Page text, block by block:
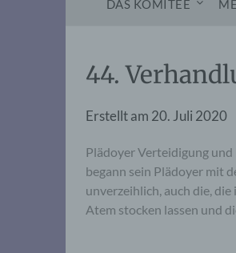
DAS KOMITEE
44.
Erstellt am 20. Juli 2020
Plädoyer Verteidigung
begann sein Plädoyer mit
unverzeihlich, auch die,
Atem stocken lassen und